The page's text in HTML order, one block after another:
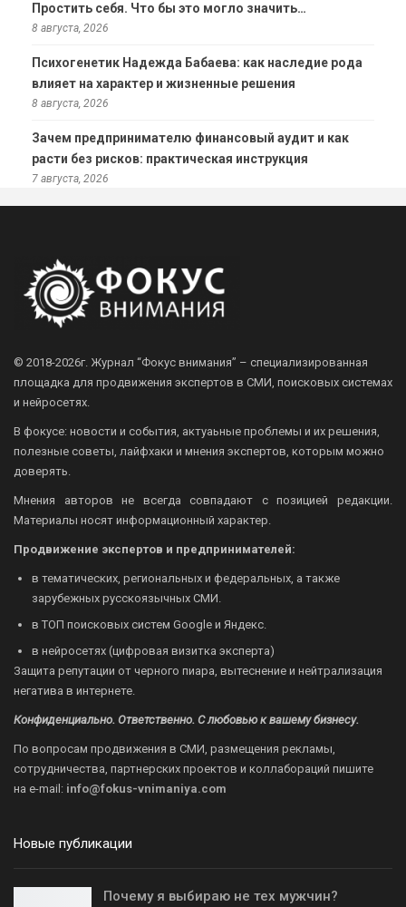
Простить себя. Что бы это могло значить…
8 августа, 2026
Психогенетик Надежда Бабаева: как наследие рода
влияет на характер и жизненные решения
8 августа, 2026
Зачем предпринимателю финансовый аудит и как
расти без рисков: практическая инструкция
7 августа, 2026
© 2018-2026г. Журнал “Фокус внимания” – специализированная
площадка для продвижения экспертов в СМИ, поисковых системах
и нейросетях.
В фокусе: новости и события, актуаьные проблемы и их решения,
полезные советы, лайфхаки и мнения экспертов, которым можно
доверять.
Мнения авторов не всегда совпадают с позицией редакции.
Материалы носят информационный характер.
Продвижение экспертов и предпринимателей:
в тематических, региональных и федеральных, а также
зарубежных русскоязычных СМИ.
в ТОП поисковых систем Google и Яндекс.
в нейросетях (цифровая визитка эксперта)
Защита репутации от черного пиара, вытеснение и нейтрализация
негатива в интернете.
Конфиденциально. Ответственно. С любовью к вашему бизнесу.
По вопросам продвижения в СМИ, размещения рекламы,
сотрудничества, партнерских проектов и коллабораций пишите
на e-mail: info@fokus-vnimaniya.com
Новые публикации
Почему я выбираю не тех мужчин?